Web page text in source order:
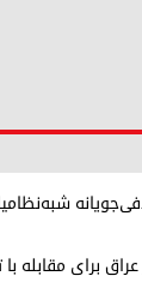
برای مقابله